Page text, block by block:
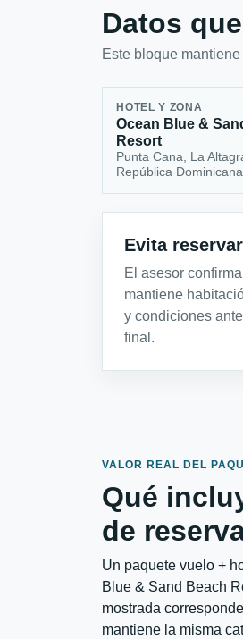
Datos
Este bloque
HOTEL Y ZONA
Ocean Blue &
Resort
Punta Cana, La
República Dominicana
Evita
El asesor
mantiene
y condiciones
final.
VALOR REAL DEL
Qué
de
Un paquete vuelo +
Blue & Sand Beach
mostrada
mantiene la misma